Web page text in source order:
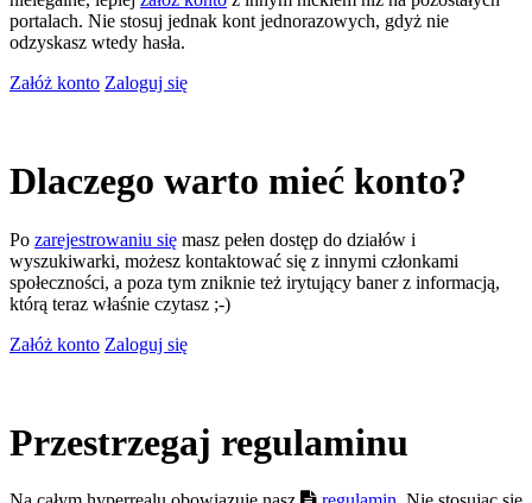
portalach. Nie stosuj jednak kont jednorazowych, gdyż nie
odzyskasz wtedy hasła.
Załóż konto Zaloguj się
Dlaczego warto mieć konto?
Po zarejestrowaniu się masz pełen dostęp do działów i
wyszukiwarki, możesz kontaktować się z innymi członkami
społeczności, a poza tym zniknie też irytujący baner z informacją,
którą teraz właśnie czytasz ;-)
Załóż konto Zaloguj się
Przestrzegaj regulaminu